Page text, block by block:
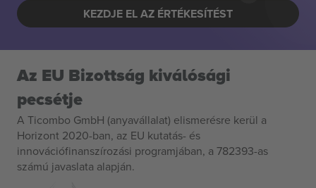
KEZDJE EL AZ ÉRTÉKESÍTÉST
Az EU Bizottság kiválósági
pecsétje
A Ticombo GmbH (anyavállalat) elismerésre kerül a
Horizont 2020-ban, az EU kutatás- és
innovációfinanszírozási programjában, a 782393-as
számú javaslata alapján.